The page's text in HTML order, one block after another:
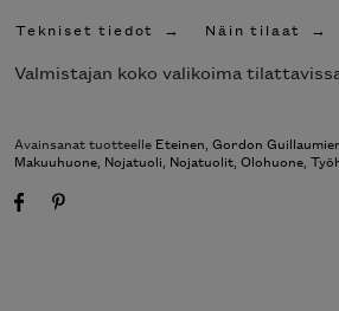
Tekniset tiedot Näin tilaat
Valmistajan koko valikoima
Avainsanat tuotteelle Eteinen, Gordon Guillaumier
Makuuhuone, Nojatuoli, Nojatuolit, Olohuone,